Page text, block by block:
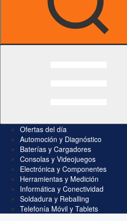
Ofertas del día
Automoción y Diagnóstico
Baterías y Cargadores
Consolas y Videojuegos
Electrónica y Componentes
Herramientas y Medición
Informática y Conectividad
Soldadura y Reballing
Telefonía Móvil y Tablets